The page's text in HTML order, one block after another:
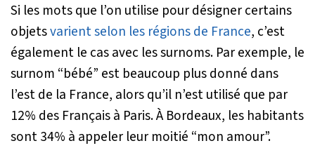
Si les mots que l’on utilise pour désigner certains
objetsvarient selon les régions de France, c’est
également le cas avec les surnoms. Par exemple, le
surnom “bébé” est beaucoup plus donné dans
l’est de la France, alors qu’il n’est utilisé que par
12% des Français à Paris. À Bordeaux, les habitants
sont 34% à appeler leur moitié “mon amour”.